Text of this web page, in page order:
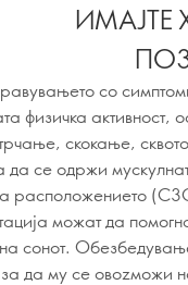
ИМАЈТЕ
со
физичка
скокање,
да се одржи
расположението
можат да
сонот.
да му се овоzможи